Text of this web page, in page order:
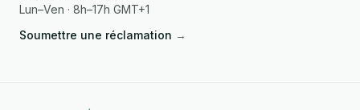
Lun–Ven · 8h–17h GMT+1
Soumettre une réclamation →